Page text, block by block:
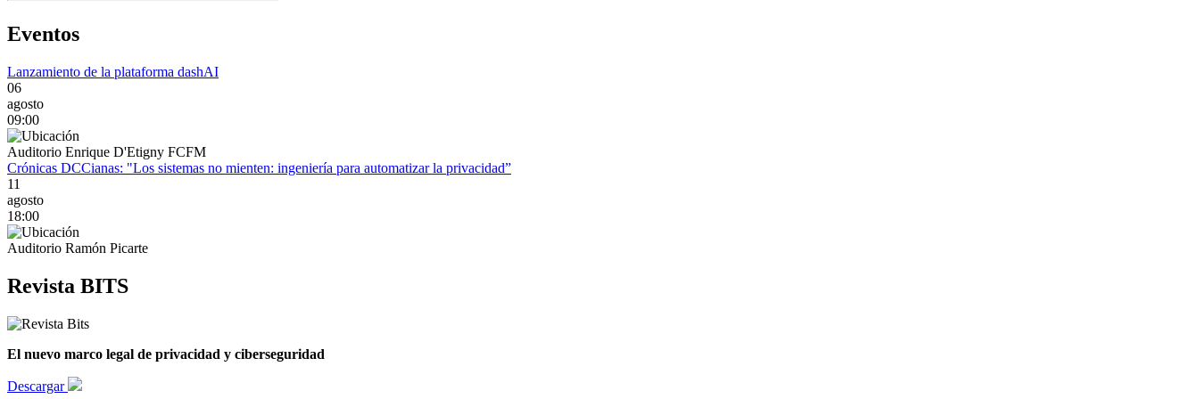
Eventos
Lanzamiento de la plataforma dashAI
06
agosto
09:00
Auditorio Enrique D'Etigny FCFM
Crónicas DCCianas: "Los sistemas no mienten: ingeniería para automatizar la privacidad”
11
agosto
18:00
Auditorio Ramón Picarte
Revista BITS
El nuevo marco legal de privacidad y ciberseguridad
Descargar